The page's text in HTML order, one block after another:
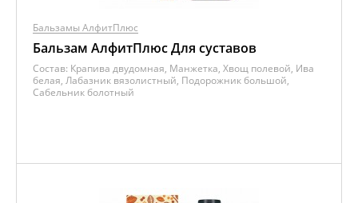
Бальзамы АлфитПлюс
Бальзам АлфитПлюс Для суставов
Состав: Крапива двудомная, Манжетка, Хвощ полевой, Ива
белая, Лабазник вязолистный, Подорожник большой,
Сабельник болотный